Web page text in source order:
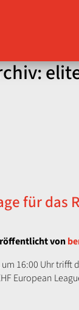
für das
von
16:00 Uhr trifft
European